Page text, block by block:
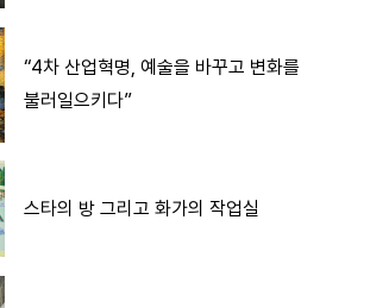
“4차 산업혁명, 예술을 바꾸고 변화를
불러일으키다”
스타의 방 그리고 화가의 작업실